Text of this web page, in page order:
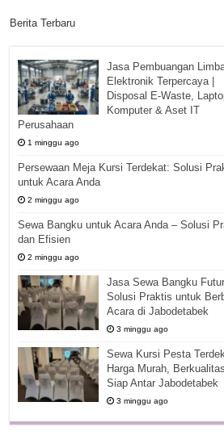
Berita Terbaru
Jasa Pembuangan
Elektronik Terpercaya |
Disposal E-Waste,
Komputer & Aset IT
Perusahaan
1 minggu ago
Persewaan Meja Kursi Terdekat: Solusi
untuk Acara Anda
2 minggu ago
Sewa Bangku untuk Acara Anda – Solusi
dan Efisien
2 minggu ago
Jasa Sewa Bangku
Solusi Praktis untuk
Acara di Jabodetabek
3 minggu ago
Sewa Kursi Pesta
Harga Murah,
Siap Antar Jabodetabek
3 minggu ago